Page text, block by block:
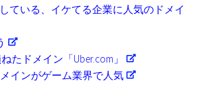
ている、イケてる企業に人気のドメイ
たドメイン「Uber.com」
インがゲーム業界で人気